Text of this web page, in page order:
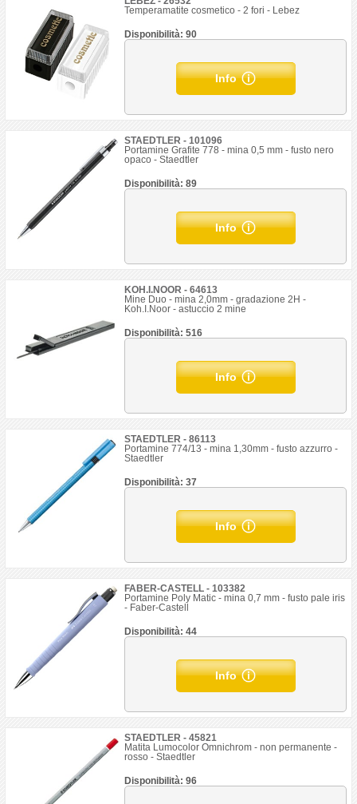
Temperamatite cosmetico - 2 fori - Lebez
Disponibilità: 90
Info
STAEDTLER - 101096
Portamine Grafite 778 - mina 0,5 mm - fusto nero
opaco - Staedtler
Disponibilità: 89
Info
KOH.I.NOOR - 64613
Mine Duo - mina 2,0mm - gradazione 2H -
Koh.I.Noor - astuccio 2 mine
Disponibilità: 516
Info
STAEDTLER - 86113
Portamine 774/13 - mina 1,30mm - fusto azzurro -
Staedtler
Disponibilità: 37
Info
FABER-CASTELL - 103382
Portamine Poly Matic - mina 0,7 mm - fusto pale iris
- Faber-Castell
Disponibilità: 44
Info
STAEDTLER - 45821
Matita Lumocolor Omnichrom - non permanente -
rosso - Staedtler
Disponibilità: 96